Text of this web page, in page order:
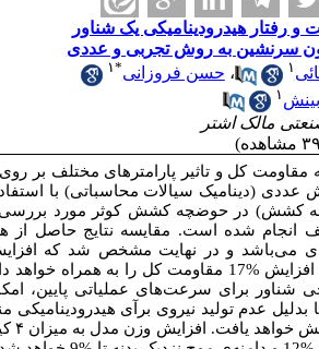
بدون سرنشین دو
سی ام+و روش تجربی
در دو تناژ و چهار
بین نتایج تحلیل
خود در سرعت
انجام آزمایش‌ها مشخص شد که
سرشیو یا بالاتر نیز
هیدرودینامیکی
باعث افزایش زاویه پیچ تا %9، بیشینه فشار